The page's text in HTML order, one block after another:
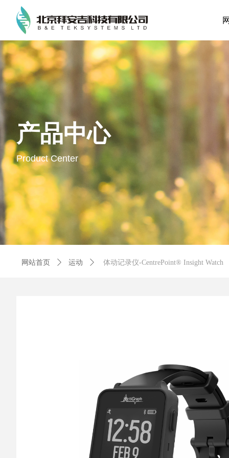
产品中心
Product Center
网站首页 ꄲ 运动 ꄲ 体动记录仪-CentrePoint® Insight Watch